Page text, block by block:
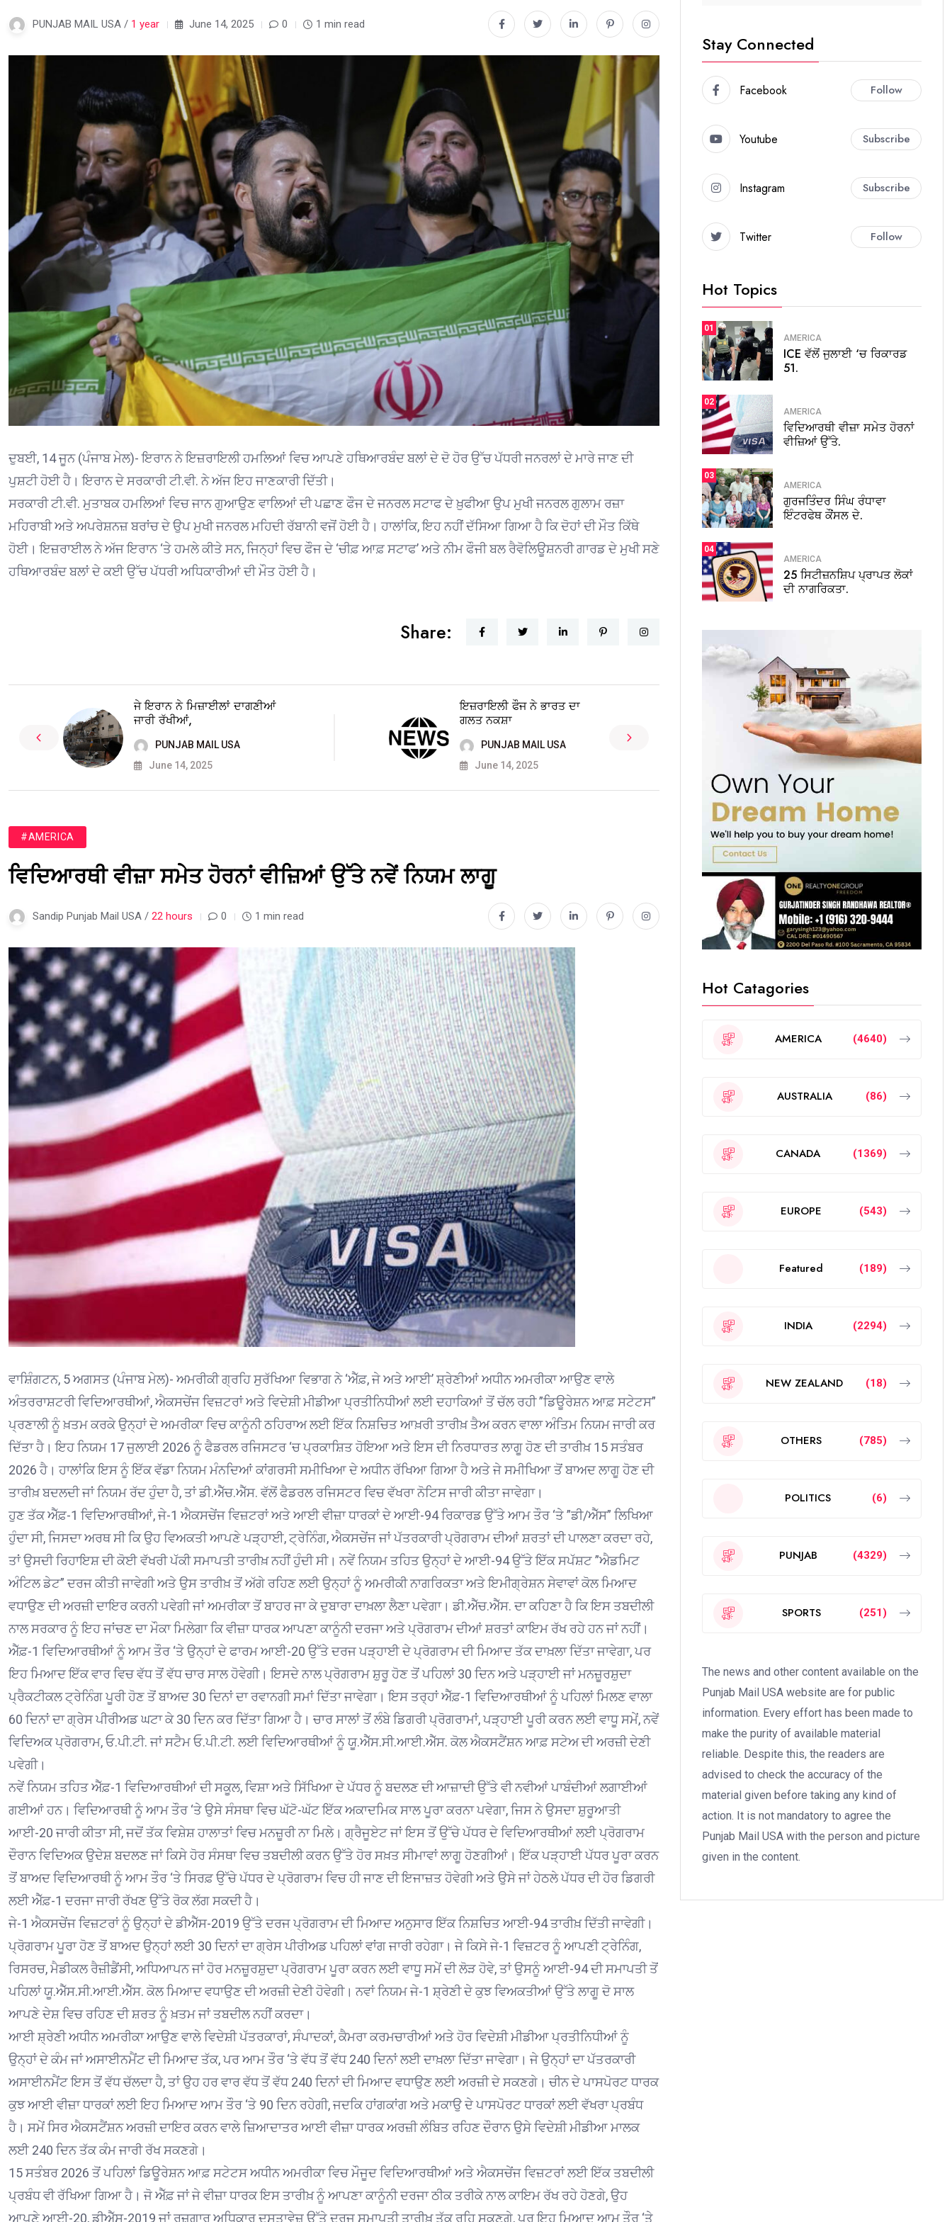
PUNJAB MAIL USA / 1 year June 14, 2025 0 1 min read
ਦੁਬਈ, 14 ਜੂਨ (ਪੰਜਾਬ ਮੇਲ)- ਇਰਾਨ ਨੇ ਇਜ਼ਰਾਇਲੀ ਹਮਲਿਆਂ ਵਿਚ ਆਪਣੇ ਹਥਿਆਰਬੰਦ ਬਲਾਂ ਦੇ ਦੋ ਹੋਰ ਉੱਚ ਪੱਧਰੀ ਜਨਰਲਾਂ ਦੇ ਮਾਰੇ ਜਾਣ ਦੀ
ਪੁਸ਼ਟੀ ਹੋਈ ਹੈ। ਇਰਾਨ ਦੇ ਸਰਕਾਰੀ ਟੀ.ਵੀ. ਨੇ ਅੱਜ ਇਹ ਜਾਣਕਾਰੀ ਦਿੱਤੀ।
ਸਰਕਾਰੀ ਟੀ.ਵੀ. ਮੁਤਾਬਕ ਹਮਲਿਆਂ ਵਿਚ ਜਾਨ ਗੁਆਉਣ ਵਾਲਿਆਂ ਦੀ ਪਛਾਣ ਫੌਜ ਦੇ ਜਨਰਲ ਸਟਾਫ ਦੇ ਖ਼ੁਫੀਆ ਉਪ ਮੁਖੀ ਜਨਰਲ ਗੁਲਾਮ ਰਜ਼ਾ
ਮਹਿਰਾਬੀ ਅਤੇ ਅਪਰੇਸ਼ਨਜ਼ ਬਰਾਂਚ ਦੇ ਉਪ ਮੁਖੀ ਜਨਰਲ ਮਹਿਦੀ ਰੱਬਾਨੀ ਵਜੋਂ ਹੋਈ ਹੈ। ਹਾਲਾਂਕਿ, ਇਹ ਨਹੀਂ ਦੱਸਿਆ ਗਿਆ ਹੈ ਕਿ ਦੋਹਾਂ ਦੀ ਮੌਤ ਕਿੱਥੇ
ਹੋਈ। ਇਜ਼ਰਾਈਲ ਨੇ ਅੱਜ ਇਰਾਨ ‘ਤੇ ਹਮਲੇ ਕੀਤੇ ਸਨ, ਜਿਨ੍ਹਾਂ ਵਿਚ ਫੌਜ ਦੇ ‘ਚੀਫ਼ ਆਫ਼ ਸਟਾਫ’ ਅਤੇ ਨੀਮ ਫੌਜੀ ਬਲ ਰੈਵੋਲਿਊਸ਼ਨਰੀ ਗਾਰਡ ਦੇ ਮੁਖੀ ਸਣੇ
ਹਥਿਆਰਬੰਦ ਬਲਾਂ ਦੇ ਕਈ ਉੱਚ ਪੱਧਰੀ ਅਧਿਕਾਰੀਆਂ ਦੀ ਮੌਤ ਹੋਈ ਹੈ।
Share:
ਜੇ ਇਰਾਨ ਨੇ ਮਿਜ਼ਾਈਲਾਂ ਦਾਗਣੀਆਂ
ਜਾਰੀ ਰੱਖੀਆਂ,
PUNJAB MAIL USA
June 14, 2025
ਇਜ਼ਰਾਇਲੀ ਫੌਜ ਨੇ ਭਾਰਤ ਦਾ
ਗਲਤ ਨਕਸ਼ਾ
PUNJAB MAIL USA
June 14, 2025
#AMERICA
ਵਿਦਿਆਰਥੀ ਵੀਜ਼ਾ ਸਮੇਤ ਹੋਰਨਾਂ ਵੀਜ਼ਿਆਂ ਉੱਤੇ ਨਵੇਂ ਨਿਯਮ ਲਾਗੂ
Sandip Punjab Mail USA / 22 hours 0 1 min read
ਵਾਸ਼ਿੰਗਟਨ, 5 ਅਗਸਤ (ਪੰਜਾਬ ਮੇਲ)- ਅਮਰੀਕੀ ਗ੍ਰਹਿ ਸੁਰੱਖਿਆ ਵਿਭਾਗ ਨੇ ‘ਐੱਫ਼, ਜੇ ਅਤੇ ਆਈ’ ਸ਼੍ਰੇਣੀਆਂ ਅਧੀਨ ਅਮਰੀਕਾ ਆਉਣ ਵਾਲੇ
ਅੰਤਰਰਾਸ਼ਟਰੀ ਵਿਦਿਆਰਥੀਆਂ, ਐਕਸਚੇਂਜ ਵਿਜ਼ਟਰਾਂ ਅਤੇ ਵਿਦੇਸ਼ੀ ਮੀਡੀਆ ਪ੍ਰਤੀਨਿਧੀਆਂ ਲਈ ਦਹਾਕਿਆਂ ਤੋਂ ਚੱਲ ਰਹੀ ”ਡਿਊਰੇਸ਼ਨ ਆਫ਼ ਸਟੇਟਸ”
ਪ੍ਰਣਾਲੀ ਨੂੰ ਖ਼ਤਮ ਕਰਕੇ ਉਨ੍ਹਾਂ ਦੇ ਅਮਰੀਕਾ ਵਿਚ ਕਾਨੂੰਨੀ ਠਹਿਰਾਅ ਲਈ ਇੱਕ ਨਿਸ਼ਚਿਤ ਆਖ਼ਰੀ ਤਾਰੀਖ਼ ਤੈਅ ਕਰਨ ਵਾਲਾ ਅੰਤਿਮ ਨਿਯਮ ਜਾਰੀ ਕਰ
ਦਿੱਤਾ ਹੈ। ਇਹ ਨਿਯਮ 17 ਜੁਲਾਈ 2026 ਨੂੰ ਫੈਡਰਲ ਰਜਿਸਟਰ ‘ਚ ਪ੍ਰਕਾਸ਼ਿਤ ਹੋਇਆ ਅਤੇ ਇਸ ਦੀ ਨਿਰਧਾਰਤ ਲਾਗੂ ਹੋਣ ਦੀ ਤਾਰੀਖ਼ 15 ਸਤੰਬਰ
2026 ਹੈ। ਹਾਲਾਂਕਿ ਇਸ ਨੂੰ ਇੱਕ ਵੱਡਾ ਨਿਯਮ ਮੰਨਦਿਆਂ ਕਾਂਗਰਸੀ ਸਮੀਖਿਆ ਦੇ ਅਧੀਨ ਰੱਖਿਆ ਗਿਆ ਹੈ ਅਤੇ ਜੇ ਸਮੀਖਿਆ ਤੋਂ ਬਾਅਦ ਲਾਗੂ ਹੋਣ ਦੀ
ਤਾਰੀਖ਼ ਬਦਲਦੀ ਜਾਂ ਨਿਯਮ ਰੱਦ ਹੁੰਦਾ ਹੈ, ਤਾਂ ਡੀ.ਐੱਚ.ਐੱਸ. ਵੱਲੋਂ ਫੈਡਰਲ ਰਜਿਸਟਰ ਵਿਚ ਵੱਖਰਾ ਨੋਟਿਸ ਜਾਰੀ ਕੀਤਾ ਜਾਵੇਗਾ।
ਹੁਣ ਤੱਕ ਐੱਫ਼-1 ਵਿਦਿਆਰਥੀਆਂ, ਜੇ-1 ਐਕਸਚੇਂਜ ਵਿਜ਼ਟਰਾਂ ਅਤੇ ਆਈ ਵੀਜ਼ਾ ਧਾਰਕਾਂ ਦੇ ਆਈ-94 ਰਿਕਾਰਡ ਉੱਤੇ ਆਮ ਤੌਰ ‘ਤੇ ”ਡੀ/ਐੱਸ” ਲਿਖਿਆ
ਹੁੰਦਾ ਸੀ, ਜਿਸਦਾ ਅਰਥ ਸੀ ਕਿ ਉਹ ਵਿਅਕਤੀ ਆਪਣੇ ਪੜ੍ਹਾਈ, ਟ੍ਰੇਨਿੰਗ, ਐਕਸਚੇਂਜ ਜਾਂ ਪੱਤਰਕਾਰੀ ਪ੍ਰੋਗਰਾਮ ਦੀਆਂ ਸ਼ਰਤਾਂ ਦੀ ਪਾਲਣਾ ਕਰਦਾ ਰਹੇ,
ਤਾਂ ਉਸਦੀ ਰਿਹਾਇਸ਼ ਦੀ ਕੋਈ ਵੱਖਰੀ ਪੱਕੀ ਸਮਾਪਤੀ ਤਾਰੀਖ਼ ਨਹੀਂ ਹੁੰਦੀ ਸੀ। ਨਵੇਂ ਨਿਯਮ ਤਹਿਤ ਉਨ੍ਹਾਂ ਦੇ ਆਈ-94 ਉੱਤੇ ਇੱਕ ਸਪੱਸ਼ਟ ”ਐਡਮਿਟ
ਅੰਟਿਲ ਡੇਟ” ਦਰਜ ਕੀਤੀ ਜਾਵੇਗੀ ਅਤੇ ਉਸ ਤਾਰੀਖ਼ ਤੋਂ ਅੱਗੇ ਰਹਿਣ ਲਈ ਉਨ੍ਹਾਂ ਨੂੰ ਅਮਰੀਕੀ ਨਾਗਰਿਕਤਾ ਅਤੇ ਇਮੀਗ੍ਰੇਸ਼ਨ ਸੇਵਾਵਾਂ ਕੋਲ ਮਿਆਦ
ਵਧਾਉਣ ਦੀ ਅਰਜ਼ੀ ਦਾਇਰ ਕਰਨੀ ਪਵੇਗੀ ਜਾਂ ਅਮਰੀਕਾ ਤੋਂ ਬਾਹਰ ਜਾ ਕੇ ਦੁਬਾਰਾ ਦਾਖ਼ਲਾ ਲੈਣਾ ਪਵੇਗਾ। ਡੀ.ਐੱਚ.ਐੱਸ. ਦਾ ਕਹਿਣਾ ਹੈ ਕਿ ਇਸ ਤਬਦੀਲੀ
ਨਾਲ ਸਰਕਾਰ ਨੂੰ ਇਹ ਜਾਂਚਣ ਦਾ ਮੌਕਾ ਮਿਲੇਗਾ ਕਿ ਵੀਜ਼ਾ ਧਾਰਕ ਆਪਣਾ ਕਾਨੂੰਨੀ ਦਰਜਾ ਅਤੇ ਪ੍ਰੋਗਰਾਮ ਦੀਆਂ ਸ਼ਰਤਾਂ ਕਾਇਮ ਰੱਖ ਰਹੇ ਹਨ ਜਾਂ ਨਹੀਂ।
ਐੱਫ਼-1 ਵਿਦਿਆਰਥੀਆਂ ਨੂੰ ਆਮ ਤੌਰ ‘ਤੇ ਉਨ੍ਹਾਂ ਦੇ ਫਾਰਮ ਆਈ-20 ਉੱਤੇ ਦਰਜ ਪੜ੍ਹਾਈ ਦੇ ਪ੍ਰੋਗਰਾਮ ਦੀ ਮਿਆਦ ਤੱਕ ਦਾਖ਼ਲਾ ਦਿੱਤਾ ਜਾਵੇਗਾ, ਪਰ
ਇਹ ਮਿਆਦ ਇੱਕ ਵਾਰ ਵਿਚ ਵੱਧ ਤੋਂ ਵੱਧ ਚਾਰ ਸਾਲ ਹੋਵੇਗੀ। ਇਸਦੇ ਨਾਲ ਪ੍ਰੋਗਰਾਮ ਸ਼ੁਰੂ ਹੋਣ ਤੋਂ ਪਹਿਲਾਂ 30 ਦਿਨ ਅਤੇ ਪੜ੍ਹਾਈ ਜਾਂ ਮਨਜ਼ੂਰਸ਼ੁਦਾ
ਪ੍ਰੈਕਟੀਕਲ ਟ੍ਰੇਨਿੰਗ ਪੂਰੀ ਹੋਣ ਤੋਂ ਬਾਅਦ 30 ਦਿਨਾਂ ਦਾ ਰਵਾਨਗੀ ਸਮਾਂ ਦਿੱਤਾ ਜਾਵੇਗਾ। ਇਸ ਤਰ੍ਹਾਂ ਐੱਫ਼-1 ਵਿਦਿਆਰਥੀਆਂ ਨੂੰ ਪਹਿਲਾਂ ਮਿਲਣ ਵਾਲਾ
60 ਦਿਨਾਂ ਦਾ ਗ੍ਰੇਸ ਪੀਰੀਅਡ ਘਟਾ ਕੇ 30 ਦਿਨ ਕਰ ਦਿੱਤਾ ਗਿਆ ਹੈ। ਚਾਰ ਸਾਲਾਂ ਤੋਂ ਲੰਬੇ ਡਿਗਰੀ ਪ੍ਰੋਗਰਾਮਾਂ, ਪੜ੍ਹਾਈ ਪੂਰੀ ਕਰਨ ਲਈ ਵਾਧੂ ਸਮੇਂ, ਨਵੇਂ
ਵਿਦਿਅਕ ਪ੍ਰੋਗਰਾਮ, ਓ.ਪੀ.ਟੀ. ਜਾਂ ਸਟੈਮ ਓ.ਪੀ.ਟੀ. ਲਈ ਵਿਦਿਆਰਥੀਆਂ ਨੂੰ ਯੂ.ਐੱਸ.ਸੀ.ਆਈ.ਐੱਸ. ਕੋਲ ਐਕਸਟੈਂਸ਼ਨ ਆਫ਼ ਸਟੇਅ ਦੀ ਅਰਜ਼ੀ ਦੇਣੀ
ਪਵੇਗੀ।
ਨਵੇਂ ਨਿਯਮ ਤਹਿਤ ਐੱਫ਼-1 ਵਿਦਿਆਰਥੀਆਂ ਦੀ ਸਕੂਲ, ਵਿਸ਼ਾ ਅਤੇ ਸਿੱਖਿਆ ਦੇ ਪੱਧਰ ਨੂੰ ਬਦਲਣ ਦੀ ਆਜ਼ਾਦੀ ਉੱਤੇ ਵੀ ਨਵੀਆਂ ਪਾਬੰਦੀਆਂ ਲਗਾਈਆਂ
ਗਈਆਂ ਹਨ। ਵਿਦਿਆਰਥੀ ਨੂੰ ਆਮ ਤੌਰ ‘ਤੇ ਉਸੇ ਸੰਸਥਾ ਵਿਚ ਘੱਟੋ-ਘੱਟ ਇੱਕ ਅਕਾਦਮਿਕ ਸਾਲ ਪੂਰਾ ਕਰਨਾ ਪਵੇਗਾ, ਜਿਸ ਨੇ ਉਸਦਾ ਸ਼ੁਰੂਆਤੀ
ਆਈ-20 ਜਾਰੀ ਕੀਤਾ ਸੀ, ਜਦੋਂ ਤੱਕ ਵਿਸ਼ੇਸ਼ ਹਾਲਾਤਾਂ ਵਿਚ ਮਨਜ਼ੂਰੀ ਨਾ ਮਿਲੇ। ਗ੍ਰੈਜੂਏਟ ਜਾਂ ਇਸ ਤੋਂ ਉੱਚੇ ਪੱਧਰ ਦੇ ਵਿਦਿਆਰਥੀਆਂ ਲਈ ਪ੍ਰੋਗਰਾਮ
ਦੌਰਾਨ ਵਿਦਿਅਕ ਉਦੇਸ਼ ਬਦਲਣ ਜਾਂ ਕਿਸੇ ਹੋਰ ਸੰਸਥਾ ਵਿਚ ਤਬਦੀਲੀ ਕਰਨ ਉੱਤੇ ਹੋਰ ਸਖ਼ਤ ਸੀਮਾਵਾਂ ਲਾਗੂ ਹੋਣਗੀਆਂ। ਇੱਕ ਪੜ੍ਹਾਈ ਪੱਧਰ ਪੂਰਾ ਕਰਨ
ਤੋਂ ਬਾਅਦ ਵਿਦਿਆਰਥੀ ਨੂੰ ਆਮ ਤੌਰ ‘ਤੇ ਸਿਰਫ਼ ਉੱਚੇ ਪੱਧਰ ਦੇ ਪ੍ਰੋਗਰਾਮ ਵਿਚ ਹੀ ਜਾਣ ਦੀ ਇਜਾਜ਼ਤ ਹੋਵੇਗੀ ਅਤੇ ਉਸੇ ਜਾਂ ਹੇਠਲੇ ਪੱਧਰ ਦੀ ਹੋਰ ਡਿਗਰੀ
ਲਈ ਐੱਫ਼-1 ਦਰਜਾ ਜਾਰੀ ਰੱਖਣ ਉੱਤੇ ਰੋਕ ਲੱਗ ਸਕਦੀ ਹੈ।
ਜੇ-1 ਐਕਸਚੇਂਜ ਵਿਜ਼ਟਰਾਂ ਨੂੰ ਉਨ੍ਹਾਂ ਦੇ ਡੀਐੱਸ-2019 ਉੱਤੇ ਦਰਜ ਪ੍ਰੋਗਰਾਮ ਦੀ ਮਿਆਦ ਅਨੁਸਾਰ ਇੱਕ ਨਿਸ਼ਚਿਤ ਆਈ-94 ਤਾਰੀਖ਼ ਦਿੱਤੀ ਜਾਵੇਗੀ।
ਪ੍ਰੋਗਰਾਮ ਪੂਰਾ ਹੋਣ ਤੋਂ ਬਾਅਦ ਉਨ੍ਹਾਂ ਲਈ 30 ਦਿਨਾਂ ਦਾ ਗ੍ਰੇਸ ਪੀਰੀਅਡ ਪਹਿਲਾਂ ਵਾਂਗ ਜਾਰੀ ਰਹੇਗਾ। ਜੇ ਕਿਸੇ ਜੇ-1 ਵਿਜ਼ਟਰ ਨੂੰ ਆਪਣੀ ਟ੍ਰੇਨਿੰਗ,
ਰਿਸਰਚ, ਮੈਡੀਕਲ ਰੈਜ਼ੀਡੈਂਸੀ, ਅਧਿਆਪਨ ਜਾਂ ਹੋਰ ਮਨਜ਼ੂਰਸ਼ੁਦਾ ਪ੍ਰੋਗਰਾਮ ਪੂਰਾ ਕਰਨ ਲਈ ਵਾਧੂ ਸਮੇਂ ਦੀ ਲੋੜ ਹੋਵੇ, ਤਾਂ ਉਸਨੂੰ ਆਈ-94 ਦੀ ਸਮਾਪਤੀ ਤੋਂ
ਪਹਿਲਾਂ ਯੂ.ਐੱਸ.ਸੀ.ਆਈ.ਐੱਸ. ਕੋਲ ਮਿਆਦ ਵਧਾਉਣ ਦੀ ਅਰਜ਼ੀ ਦੇਣੀ ਹੋਵੇਗੀ। ਨਵਾਂ ਨਿਯਮ ਜੇ-1 ਸ਼੍ਰੇਣੀ ਦੇ ਕੁਝ ਵਿਅਕਤੀਆਂ ਉੱਤੇ ਲਾਗੂ ਦੋ ਸਾਲ
ਆਪਣੇ ਦੇਸ਼ ਵਿਚ ਰਹਿਣ ਦੀ ਸ਼ਰਤ ਨੂੰ ਖ਼ਤਮ ਜਾਂ ਤਬਦੀਲ ਨਹੀਂ ਕਰਦਾ।
ਆਈ ਸ਼੍ਰੇਣੀ ਅਧੀਨ ਅਮਰੀਕਾ ਆਉਣ ਵਾਲੇ ਵਿਦੇਸ਼ੀ ਪੱਤਰਕਾਰਾਂ, ਸੰਪਾਦਕਾਂ, ਕੈਮਰਾ ਕਰਮਚਾਰੀਆਂ ਅਤੇ ਹੋਰ ਵਿਦੇਸ਼ੀ ਮੀਡੀਆ ਪ੍ਰਤੀਨਿਧੀਆਂ ਨੂੰ
ਉਨ੍ਹਾਂ ਦੇ ਕੰਮ ਜਾਂ ਅਸਾਈਨਮੈਂਟ ਦੀ ਮਿਆਦ ਤੱਕ, ਪਰ ਆਮ ਤੌਰ ‘ਤੇ ਵੱਧ ਤੋਂ ਵੱਧ 240 ਦਿਨਾਂ ਲਈ ਦਾਖ਼ਲਾ ਦਿੱਤਾ ਜਾਵੇਗਾ। ਜੇ ਉਨ੍ਹਾਂ ਦਾ ਪੱਤਰਕਾਰੀ
ਅਸਾਈਨਮੈਂਟ ਇਸ ਤੋਂ ਵੱਧ ਚੱਲਦਾ ਹੈ, ਤਾਂ ਉਹ ਹਰ ਵਾਰ ਵੱਧ ਤੋਂ ਵੱਧ 240 ਦਿਨਾਂ ਦੀ ਮਿਆਦ ਵਧਾਉਣ ਲਈ ਅਰਜ਼ੀ ਦੇ ਸਕਣਗੇ। ਚੀਨ ਦੇ ਪਾਸਪੋਰਟ ਧਾਰਕ
ਕੁਝ ਆਈ ਵੀਜ਼ਾ ਧਾਰਕਾਂ ਲਈ ਇਹ ਮਿਆਦ ਆਮ ਤੌਰ ‘ਤੇ 90 ਦਿਨ ਰਹੇਗੀ, ਜਦਕਿ ਹਾਂਗਕਾਂਗ ਅਤੇ ਮਕਾਉ ਦੇ ਪਾਸਪੋਰਟ ਧਾਰਕਾਂ ਲਈ ਵੱਖਰਾ ਪ੍ਰਬੰਧ
ਹੈ। ਸਮੇਂ ਸਿਰ ਐਕਸਟੈਂਸ਼ਨ ਅਰਜ਼ੀ ਦਾਇਰ ਕਰਨ ਵਾਲੇ ਜ਼ਿਆਦਾਤਰ ਆਈ ਵੀਜ਼ਾ ਧਾਰਕ ਅਰਜ਼ੀ ਲੰਬਿਤ ਰਹਿਣ ਦੌਰਾਨ ਉਸੇ ਵਿਦੇਸ਼ੀ ਮੀਡੀਆ ਮਾਲਕ
ਲਈ 240 ਦਿਨ ਤੱਕ ਕੰਮ ਜਾਰੀ ਰੱਖ ਸਕਣਗੇ।
15 ਸਤੰਬਰ 2026 ਤੋਂ ਪਹਿਲਾਂ ਡਿਊਰੇਸ਼ਨ ਆਫ਼ ਸਟੇਟਸ ਅਧੀਨ ਅਮਰੀਕਾ ਵਿਚ ਮੌਜੂਦ ਵਿਦਿਆਰਥੀਆਂ ਅਤੇ ਐਕਸਚੇਂਜ ਵਿਜ਼ਟਰਾਂ ਲਈ ਇੱਕ ਤਬਦੀਲੀ
ਪ੍ਰਬੰਧ ਵੀ ਰੱਖਿਆ ਗਿਆ ਹੈ। ਜੋ ਐੱਫ਼ ਜਾਂ ਜੇ ਵੀਜ਼ਾ ਧਾਰਕ ਇਸ ਤਾਰੀਖ਼ ਨੂੰ ਆਪਣਾ ਕਾਨੂੰਨੀ ਦਰਜਾ ਠੀਕ ਤਰੀਕੇ ਨਾਲ ਕਾਇਮ ਰੱਖ ਰਹੇ ਹੋਣਗੇ, ਉਹ
ਆਪਣੇ ਆਈ-20, ਡੀਐੱਸ-2019 ਜਾਂ ਰੁਜ਼ਗਾਰ ਅਧਿਕਾਰ ਦਸਤਾਵੇਜ਼ ਉੱਤੇ ਦਰਜ ਸਮਾਪਤੀ ਤਾਰੀਖ਼ ਤੱਕ ਰਹਿ ਸਕਣਗੇ, ਪਰ ਇਹ ਮਿਆਦ ਆਮ ਤੌਰ ‘ਤੇ
Stay Connected
Facebook Follow
Youtube Subscribe
Instagram Subscribe
Twitter Follow
Hot Topics
01
AMERICA
ICE ਵੱਲੋਂ ਜੁਲਾਈ ‘ਚ ਰਿਕਾਰਡ
51.
02
AMERICA
ਵਿਦਿਆਰਥੀ ਵੀਜ਼ਾ ਸਮੇਤ ਹੋਰਨਾਂ
ਵੀਜ਼ਿਆਂ ਉੱਤੇ.
03
AMERICA
ਗੁਰਜਤਿੰਦਰ ਸਿੰਘ ਰੰਧਾਵਾ
ਇੰਟਰਫੇਥ ਕੌਂਸਲ ਦੇ.
04
AMERICA
25 ਸਿਟੀਜ਼ਨਸ਼ਿਪ ਪ੍ਰਾਪਤ ਲੋਕਾਂ
ਦੀ ਨਾਗਰਿਕਤਾ.
Hot Catagories
AMERICA (4640)
AUSTRALIA (86)
CANADA (1369)
EUROPE (543)
Featured (189)
INDIA (2294)
NEW ZEALAND (18)
OTHERS (785)
POLITICS (6)
PUNJAB (4329)
SPORTS (251)
The news and other content available on the
Punjab Mail USA website are for public
information. Every effort has been made to
make the purity of available material
reliable. Despite this, the readers are
advised to check the accuracy of the
material given before taking any kind of
action. It is not mandatory to agree the
Punjab Mail USA with the person and picture
given in the content.